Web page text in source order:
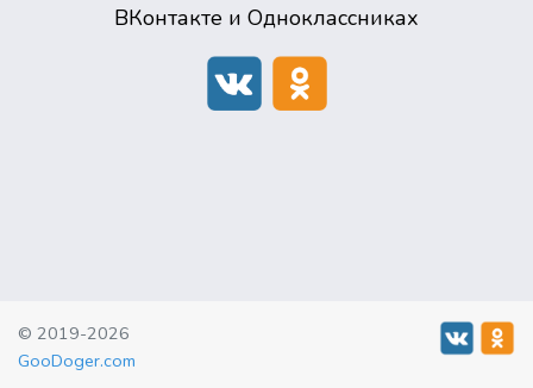
ВКонтакте и Одноклассниках
© 2019-2026
GooDoger.com